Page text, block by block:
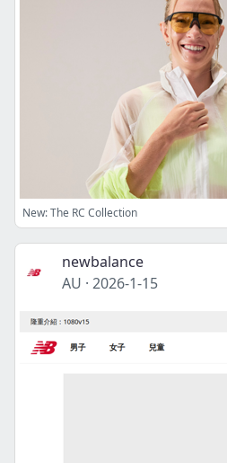
New: The RC Collection
newbalance
AU · 2026-1-15